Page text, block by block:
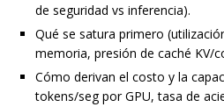
de seguridad vs inferencia).
Qué se satura primero
memoria, presión de caché KV/
Cómo derivan el costo y la
tokens/seg por GPU, tasa de